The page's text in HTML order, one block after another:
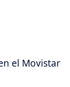
el Movistar